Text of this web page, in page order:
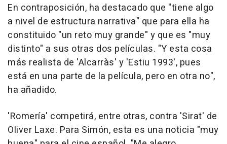
En contraposición, ha destacado que "tiene algo
a nivel de estructura narrativa" que para ella ha
constituido "un reto muy grande" y que es "muy
distinto" a sus otras dos películas. "Y esta cosa
más realista de 'Alcarràs' y 'Estiu 1993', pues
está en una parte de la película, pero en otra no",
ha añadido.
'Romería' competirá, entre otras, contra 'Sirat' de
Oliver Laxe. Para Simón, esta es una noticia "muy